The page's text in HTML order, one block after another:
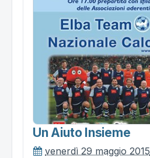
Un Aiuto Insieme
venerdì 29 maggio 2015